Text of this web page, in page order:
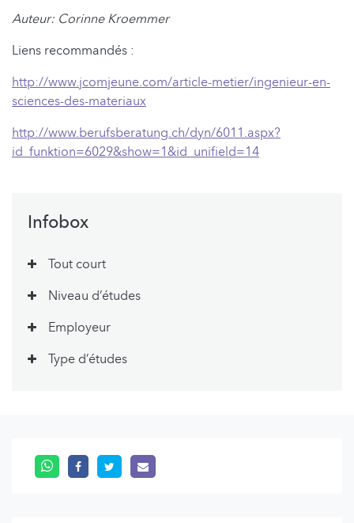
Auteur: Corinne Kroemmer
Liens recommandés :
http://www.jcomjeune.com/article-metier/ingenieur-en-
sciences-des-materiaux
http://www.berufsberatung.ch/dyn/6011.aspx?
id_funktion=6029&show=1&id_unifield=14
Infobox
Tout court
Niveau d’études
Employeur
Type d’études